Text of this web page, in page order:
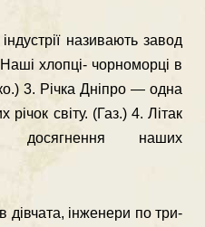
називають завод
хлопці- чорноморці в
3. Річка Дніпро — одна
світу. (Газ.) 4. Літак
наших
дівчата, інженери по три-